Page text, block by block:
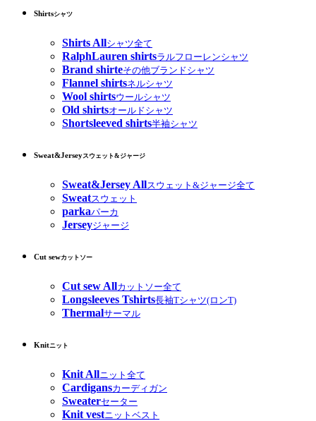
Shirtsシャツ
Shirts Allシャツ全て
RalphLauren shirtsラルフローレンシャツ
Brand shirteその他ブランドシャツ
Flannel shirtsネルシャツ
Wool shirtsウールシャツ
Old shirtsオールドシャツ
Shortsleeved shirts半袖シャツ
Sweat&Jerseyスウェット&ジャージ
Sweat&Jersey Allスウェット&ジャージ全て
Sweatスウェット
parkaパーカ
Jerseyジャージ
Cut sewカットソー
Cut sew Allカットソー全て
Longsleeves Tshirts長袖Tシャツ(ロンT)
Thermalサーマル
Knitニット
Knit Allニット全て
Cardigansカーディガン
Sweaterセーター
Knit vestニットベスト